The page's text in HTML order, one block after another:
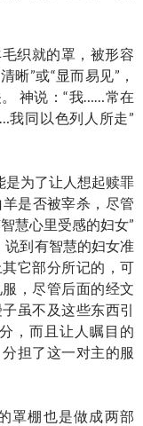
织就的罩，被形容
晰”或“显而易见”，
神说：“我……常在
我同以色列人所走”
是为了让人想起赎罪
是否被宰杀，尽管
慧心里受感的妇女”
说到有智慧的妇女准
它部分所记的，可
，尽管后面的经文
虽不及这些东西引
，而且让人瞩目的
担了这一对主的服
罩棚也是做成两部